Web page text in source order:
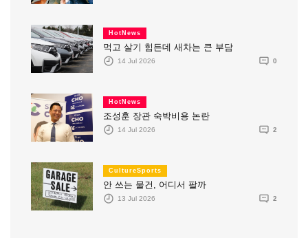
HotNews
먹고 살기 힘든데 새차는 큰 부담
14 Jul 2026 0
HotNews
조성훈 장관 숙박비용 논란
14 Jul 2026 2
CultureSports
안 쓰는 물건, 어디서 팔까
13 Jul 2026 2